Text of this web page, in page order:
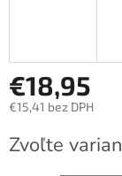
€18,95
€15,41 bez DPH
cena:
Zvoľte